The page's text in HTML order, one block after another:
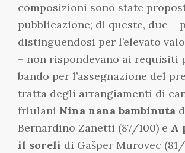
composizioni sono state
pubblicazione; di queste, due –
distinguendosi per l’elevato
– non rispondevano ai requisiti
bando per l’assegnazione del
tratta degli arrangiamenti di
friulani Nina nana bambinuta
Bernardino Zanetti (87/100) e A
il soreli di Gašper Murovec